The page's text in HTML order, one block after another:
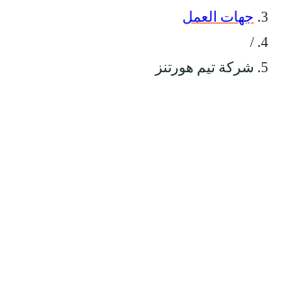
جهات العمل
/
شركة تيم هورتنز